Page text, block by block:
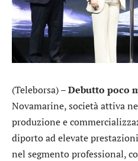
(Teleborsa) –Debutto poco
Novamarine, società attiva
produzione e
diporto ad elevate
nel segmento professional,